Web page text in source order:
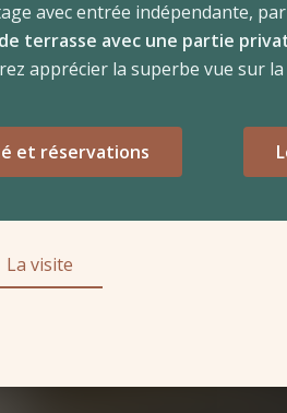
avec entrée indépendante,
terrasse avec une partie
apprécier la superbe vue sur la
et réservations
La visite